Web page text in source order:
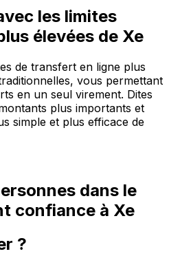
les limites
élevées de Xe
de transfert en ligne plus
vous permettant
en un seul virement. Dites
plus importants et
simple et plus efficace de
dans le
confiance à Xe
?